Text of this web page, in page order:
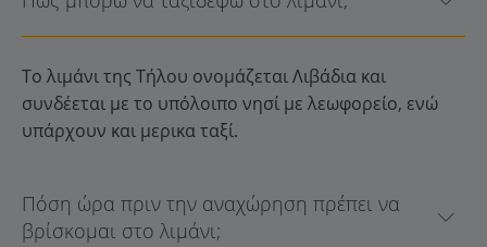
Το λιμάνι της Τήλου ονομάζεται Λιβάδια και
συνδέεται με το υπόλοιπο νησί με λεωφορείο, ενώ
υπάρχουν και μερικα ταξί.
Πόση ώρα πριν την αναχώρηση πρέπει να
βρίσκομαι στο λιμάνι;